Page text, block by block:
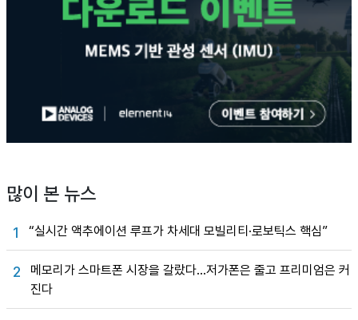
많이 본 뉴스
1 “실시간 액추에이션 루프가 차세대 모빌리티·로보틱스 핵심”
2
메모리가 스마트폰 시장을 갈랐다…저가폰은 줄고 프리미엄은 커
진다